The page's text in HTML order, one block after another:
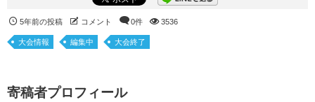
5年前の投稿 コメント 0件 3536
大会情報 編集中 大会終了
寄稿者プロフィール